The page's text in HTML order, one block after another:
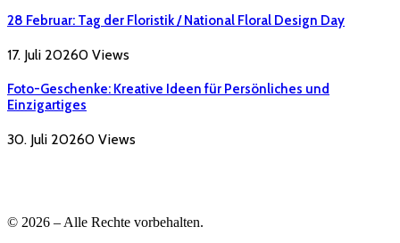
28 Februar: Tag der Floristik / National Floral Design Day
17. Juli 20260 Views
Foto-Geschenke: Kreative Ideen für Persönliches und
Einzigartiges
30. Juli 20260 Views
© 2026 – Alle Rechte vorbehalten.